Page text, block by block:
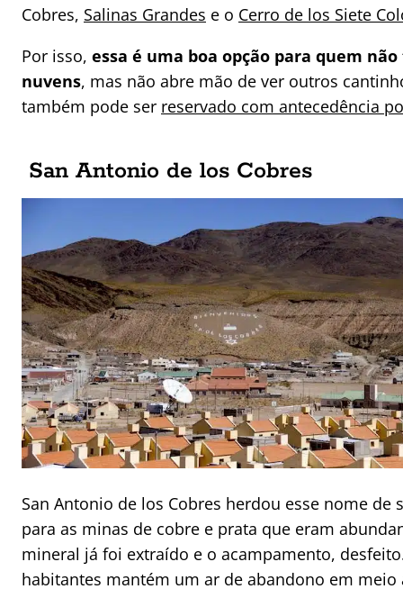
Cobres, Salinas Grandes e o Cerro de los Siete
Por isso, essa é uma boa opção para quem
nuvens, mas não abre mão de ver outros
também pode ser reservado com antecedência
San Antonio de los Cobres
San Antonio de los Cobres herdou esse nome
para as minas de cobre e prata que eram
mineral já foi extraído e o acampamento,
habitantes mantém um ar de abandono em meio